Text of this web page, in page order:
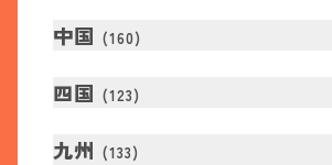
中国 (160)
四国 (123)
九州 (133)